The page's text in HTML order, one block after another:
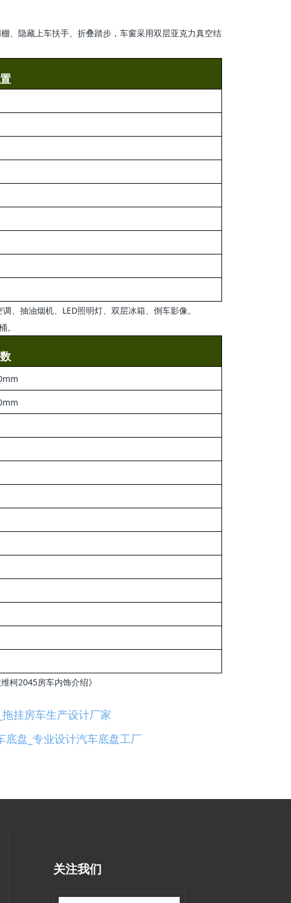
、隐藏上车扶手、折叠踏步，车窗采用双层亚克力真空结
、抽油烟机、LED照明灯、双层冰箱、倒车影像。
。
维柯2045房车内饰介绍》
挂房车生产设计厂家
盘_专业设计汽车底盘工厂
关注我们